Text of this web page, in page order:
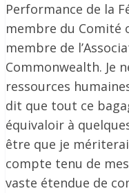
Performance de la
membre du Comité
membre de
Commonwealth. Je
ressources
dit que tout ce
équivaloir à
être que je
compte tenu de
vaste étendue de